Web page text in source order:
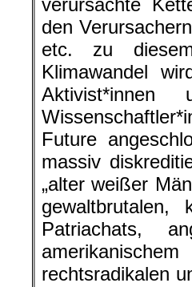
verursachte
den
etc. zu
Klimawandel
Future
massiv
„alter weißer
gewaltbrutalen,
Patriachats,
rechtsradikalen